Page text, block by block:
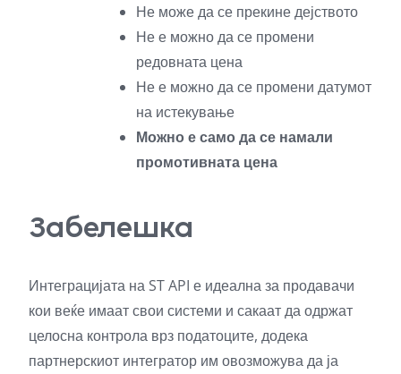
Не може да се прекине дејството
Не е можно да се промени
редовната цена
Не е можно да се промени датумот
на истекување
Можно е само да се намали
промотивната цена
Забелешка
Интеграцијата на ST API е идеална за продавачи
кои веќе имаат свои системи и сакаат да одржат
целосна контрола врз податоците, додека
партнерскиот интегратор им овозможува да ја